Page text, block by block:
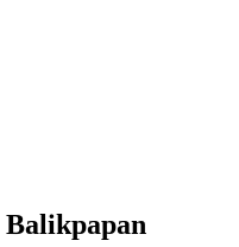
Balikpapan